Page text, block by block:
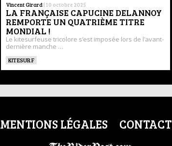
Vincent Girard | 10 octobre 2025
LA FRANÇAISE CAPUCINE DELANNOY
REMPORTE UN QUATRIÈME TITRE
MONDIAL !
Le kitesurfeuse tricolore s’est imposée lors de l’avant-
dernière manche …
KITESURF
MENTIONS LÉGALES CONTACT